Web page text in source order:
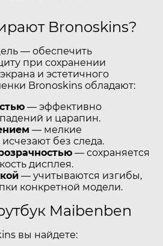
Bronoskins?
— обеспечить
при сохранении
и эстетичного
Bronoskins обладают:
— эффективно
и царапин.
— мелкие
без следа.
— сохраняется
дисплея.
— учитываются изгибы,
конкретной модели.
Maibenben
вы найдете: